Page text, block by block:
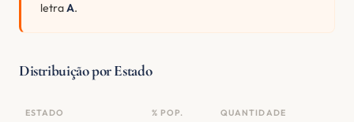
letraA.
Distribuição por Estado
ESTADO % POP. QUANTIDADE